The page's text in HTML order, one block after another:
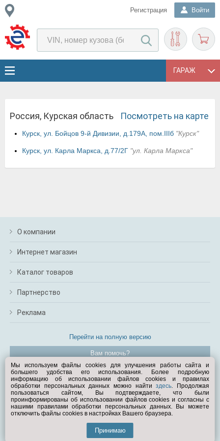
Регистрация Войти
ГАРАЖ
Россия, Курская область Посмотреть на карте
Курск, ул. Бойцов 9-й Дивизии, д.179А, пом.IIIб "Курск"
Курск, ул. Карла Маркса, д.77/2Г "ул. Карла Маркса"
О компании
Интернет магазин
Каталог товаров
Партнерство
Реклама
Перейти на полную версию
Вам помочь?
© Exist.ru 1998—2026
Мы используем файлы cookies для улучшения работы сайта и
большего удобства его использования. Более подробную
информацию об использовании файлов cookies и правилах
обработки персональных данных можно найтиздесь. Продолжая
пользоваться сайтом, Вы подтверждаете, что были
проинформированы об использовании файлов cookies и согласны с
нашими правилами обработки персональных данных. Вы можете
отключить файлы cookies в настройках Вашего браузера.
Принимаю